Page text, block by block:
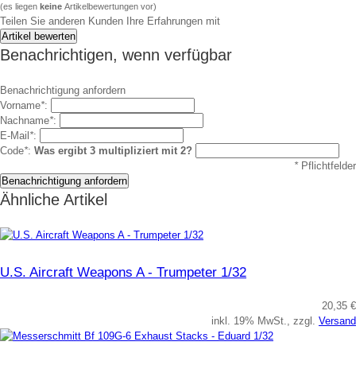
(es liegen keine Artikelbewertungen vor)
Teilen Sie anderen Kunden Ihre Erfahrungen mit
Benachrichtigen, wenn verfügbar
Benachrichtigung anfordern
Vorname*:
Nachname*:
E-Mail *:
Code*: Was ergibt 3 multipliziert mit 2?
*Pflichtfelder
Ähnliche Artikel
U.S. Aircraft Weapons A - Trumpeter 1/32
20,35 €
inkl. 19% MwSt., zzgl. Versand